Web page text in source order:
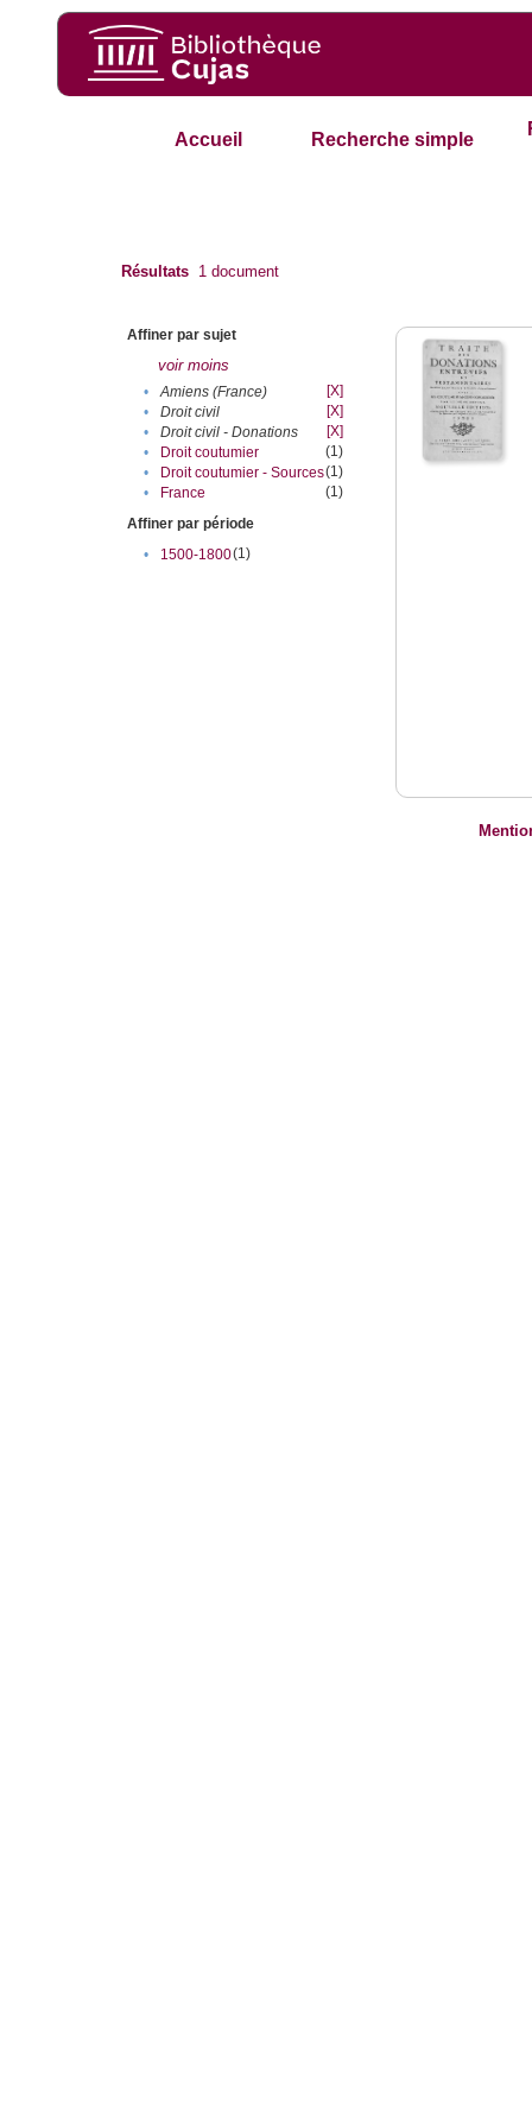
Accueil Recherche simple
Résultats 1 document
Affiner par sujet
voir moins
• Amiens (France)
[X]
•
Droit civil
[X]
•
Droit civil - Donations
[X]
•
Droit coutumier
(1)
•
Droit coutumier - Sources(1)
•
France
(1)
Affiner par période
•
1500-1800(1)